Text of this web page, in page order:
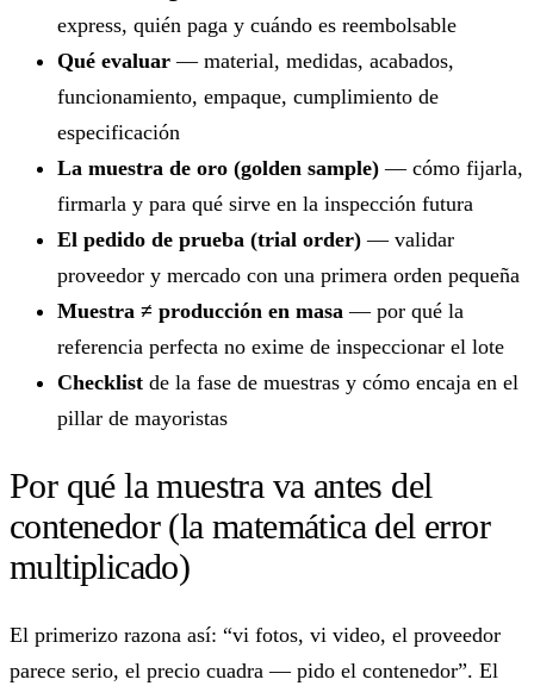
express, quién paga y cuándo es reembolsable
Qué evaluar — material, medidas, acabados,
funcionamiento, empaque, cumplimiento de
especificación
La muestra de oro (golden sample) — cómo fijarla,
firmarla y para qué sirve en la inspección futura
El pedido de prueba (trial order) — validar
proveedor y mercado con una primera orden pequeña
Muestra ≠ producción en masa — por qué la
referencia perfecta no exime de inspeccionar el lote
Checklist de la fase de muestras y cómo encaja en el
pillar de mayoristas
Por qué la muestra va antes del
contenedor (la matemática del error
multiplicado)
El primerizo razona así: “vi fotos, vi video, el proveedor
parece serio, el precio cuadra — pido el contenedor”. El